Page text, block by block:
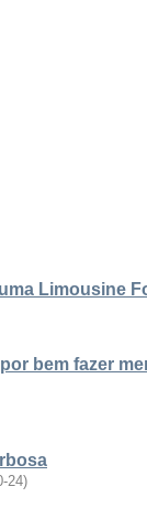
Limousine
bem fazer
24)